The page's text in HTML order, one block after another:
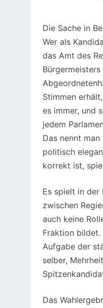
Die Sache in
Wer als
das Amt des
Bürgermeisters
Stimmen
es immer, und
jedem
Das nennt
politisch
korrekt ist,
Es spielt in der
zwischen
auch keine
Fraktion
Aufgabe der
selber,
Das